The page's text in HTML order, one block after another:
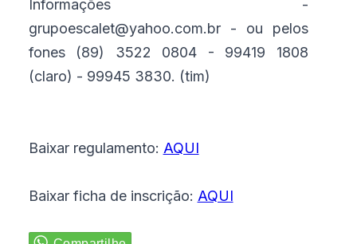
Informações -
grupoescalet@yahoo.com.br - ou pelos
fones (89) 3522 0804 - 99419 1808
(claro) - 99945 3830. (tim)
Baixar regulamento: AQUI
Baixar ficha de inscrição: AQUI